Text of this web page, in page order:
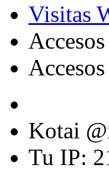
Visitas
Kotai
Tu IP: